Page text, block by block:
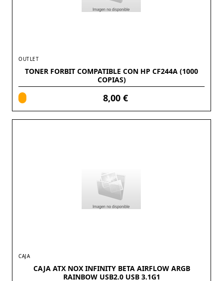
OUTLET
TONER FORBIT COMPATIBLE CON HP CF244A (1000
COPIAS)
8,00 €
CAJA
CAJA ATX NOX INFINITY BETA AIRFLOW ARGB
RAINBOW USB2.0 USB 3.1G1